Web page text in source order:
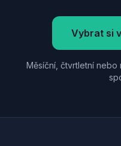
Vybrat si
Měsíční, čtvrtletní nebo